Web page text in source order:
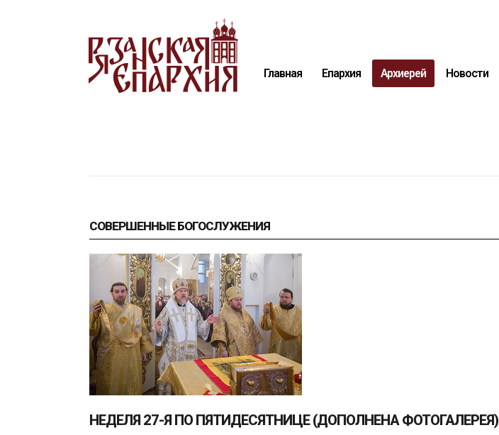
Главная Епархия Архиерей Новости
СОВЕРШЕННЫЕ БОГОСЛУЖЕНИЯ
НЕДЕЛЯ 27-Я ПО ПЯТИДЕСЯТНИЦЕ (ДОПОЛНЕНА ФОТОГАЛЕРЕЯ)